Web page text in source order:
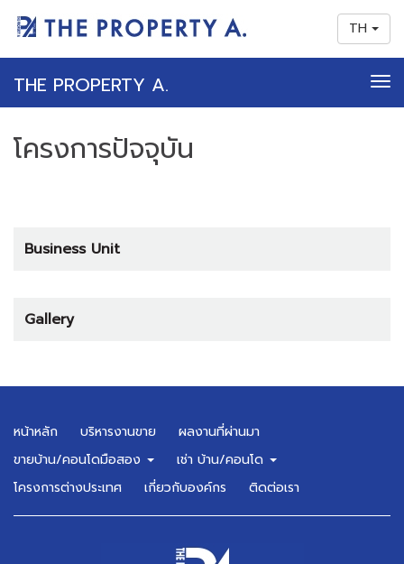
TH
THE PROPERTY A.
โครงการปัจจุบัน
Business Unit
Gallery
หน้าหลัก บริหารงานขาย
ผลงานที่ผ่านมา
ขายบ้าน/คอนโดมือสอง
เช่า บ้าน/คอนโด
โครงการต่างประเทศ
เกี่ยวกับองค์กร ติดต่อเรา